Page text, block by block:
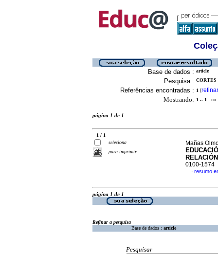
Base de dados : article
Pesquisa :
Referências encontradas : 1 [refinar
Mostrando: 1 .. 1 no
página 1 de 1
1 / 1
seleciona
para imprimir
Mañas
0100-1574
· resumo
página 1 de 1
Refinar a pesquisa
Base de dados : article
Pesquisar